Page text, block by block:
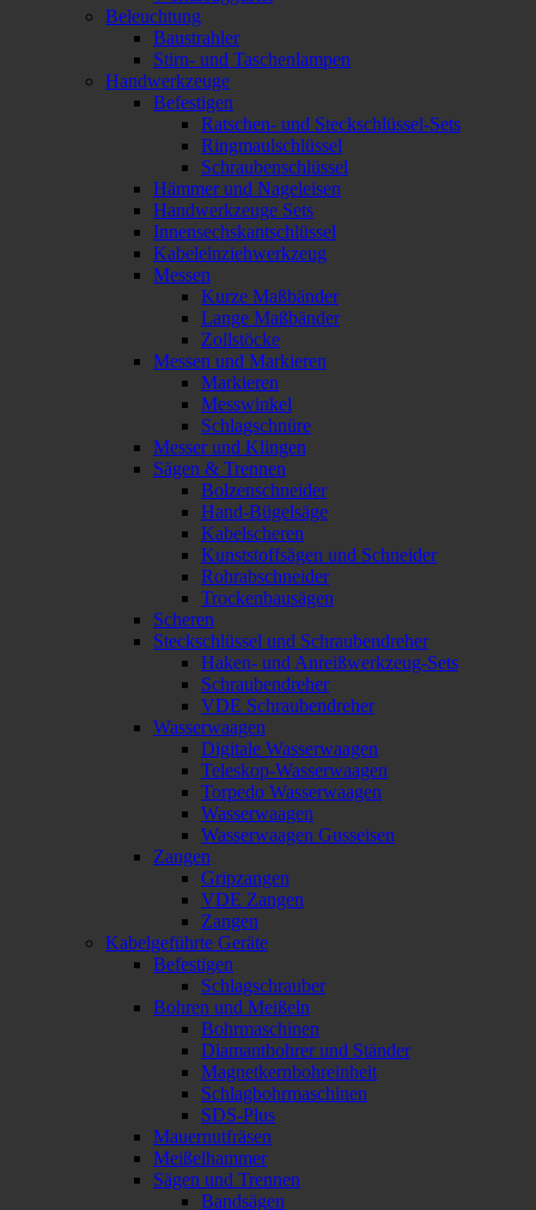
Beleuchtung
Baustrahler
Stirn- und Taschenlampen
Handwerkzeuge
Befestigen
Ratschen- und Steckschlüssel-Sets
Ringmaulschlüssel
Schraubenschlüssel
Hämmer und Nageleisen
Handwerkzeuge Sets
Innensechskantschlüssel
Kabeleinziehwerkzeug
Messen
Kurze Maßbänder
Lange Maßbänder
Zollstöcke
Messen und Markieren
Markieren
Messwinkel
Schlagschnüre
Messer und Klingen
Sägen & Trennen
Bolzenschneider
Hand-Bügelsäge
Kabelscheren
Kunststoffsägen und Schneider
Rohrabschneider
Trockenbausägen
Scheren
Steckschlüssel und Schraubendreher
Haken- und Anreißwerkzeug-Sets
Schraubendreher
VDE Schraubendreher
Wasserwaagen
Digitale Wasserwaagen
Teleskop-Wasserwaagen
Torpedo Wasserwaagen
Wasserwaagen
Wasserwaagen Gusseisen
Zangen
Gripzangen
VDE Zangen
Zangen
Kabelgeführte Geräte
Befestigen
Schlagschrauber
Bohren und Meißeln
Bohrmaschinen
Diamantbohrer und Ständer
Magnetkernbohreinheit
Schlagbohrmaschinen
SDS-Plus
Mauernutfräsen
Meißelhammer
Sägen und Trennen
Bandsägen